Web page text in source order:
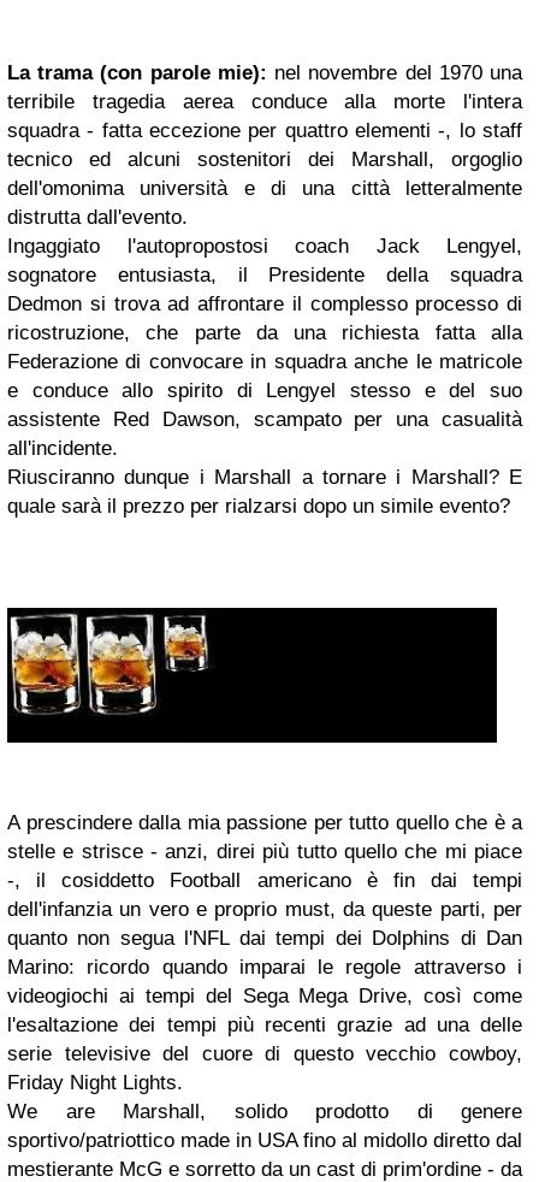
La trama (con parole mie): nel novembre del 1970 una
terribile tragedia aerea conduce alla morte l'intera
squadra - fatta eccezione per quattro elementi -, lo staff
tecnico ed alcuni sostenitori dei Marshall, orgoglio
dell'omonima università e di una città letteralmente
distrutta dall'evento.
Ingaggiato l'autopropostosi coach Jack Lengyel,
sognatore entusiasta, il Presidente della squadra
Dedmon si trova ad affrontare il complesso processo di
ricostruzione, che parte da una richiesta fatta alla
Federazione di convocare in squadra anche le matricole
e conduce allo spirito di Lengyel stesso e del suo
assistente Red Dawson, scampato per una casualità
all'incidente.
Riusciranno dunque i Marshall a tornare i Marshall? E
quale sarà il prezzo per rialzarsi dopo un simile evento?
A prescindere dalla mia passione per tutto quello che è a
stelle e strisce - anzi, direi più tutto quello che mi piace
-, il cosiddetto Football americano è fin dai tempi
dell'infanzia un vero e proprio must, da queste parti, per
quanto non segua l'NFL dai tempi dei Dolphins di Dan
Marino: ricordo quando imparai le regole attraverso i
videogiochi ai tempi del Sega Mega Drive, così come
l'esaltazione dei tempi più recenti grazie ad una delle
serie televisive del cuore di questo vecchio cowboy,
Friday Night Lights.
We are Marshall, solido prodotto di genere
sportivo/patriottico made in USA fino al midollo diretto dal
mestierante McG e sorretto da un cast di prim'ordine - da